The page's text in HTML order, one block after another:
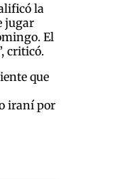
la
jugar
El
criticó.
que
iraní por